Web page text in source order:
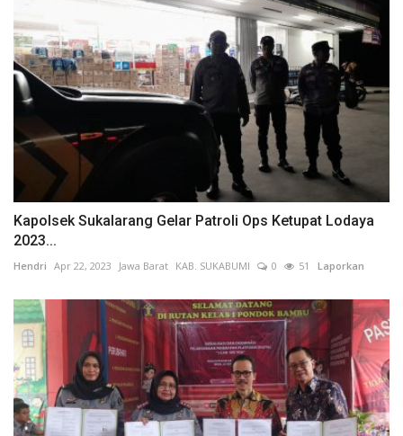
Kapolsek Sukalarang Gelar Patroli Ops Ketupat Lodaya
2023...
Hendri Apr 22, 2023 Jawa Barat KAB. SUKABUMI 0 51 Laporkan